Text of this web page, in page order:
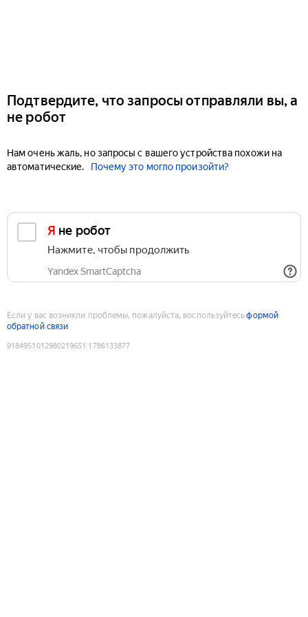
Подтвердите, что запросы отправляли вы, а
не робот
Нам очень жаль, но запросы с вашего устройства похожи на
автоматические.
Почему это могло произойти?
Я не робот
Нажмите, чтобы продолжить
Yandex SmartCaptcha
Если у вас возникли проблемы, пожалуйста, воспользуйтесьформой
обратной связи
9184951012980219651 :1786133877